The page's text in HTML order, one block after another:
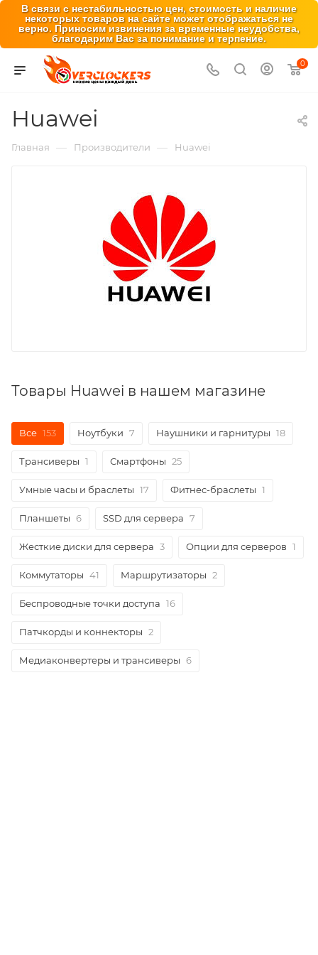
В связи с нестабильностью цен, стоимость и наличие
некоторых товаров на сайте может отображаться не
верно. Приносим извинения за временные неудобства,
благодарим Вас за понимание и терпение.
0
Huawei
Главная — Производители — Huawei
Товары Huawei в нашем магазине
Все 153 Ноутбуки 7 Наушники и гарнитуры 18
Трансиверы 1 Смартфоны 25
Умные часы и браслеты 17 Фитнес-браслеты 1
Планшеты 6 SSD для сервера 7
Жесткие диски для сервера 3 Опции для серверов 1
Коммутаторы 41 Маршрутизаторы 2
Беспроводные точки доступа 16
Патчкорды и коннекторы 2
Медиаконвертеры и трансиверы 6